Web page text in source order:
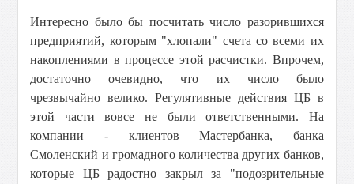
Интересно было бы посчитать число разорившихся
предприятий, которым "хлопали" счета со всеми их
накоплениями в процессе этой расчистки. Впрочем,
достаточно очевидно, что их число было
чрезвычайно велико. Регулятивные действия ЦБ в
этой части вовсе не были ответственными. На
компании - клиентов Мастербанка, банка
Смоленский и громадного количества других банков,
которые ЦБ радостно закрыл за "подозрительные